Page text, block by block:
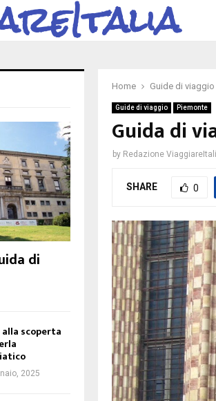
Home Guide di viaggio
Guide di viaggio Piemonte
Guida di
by Redazione
SHARE 0
di
scoperta
2025